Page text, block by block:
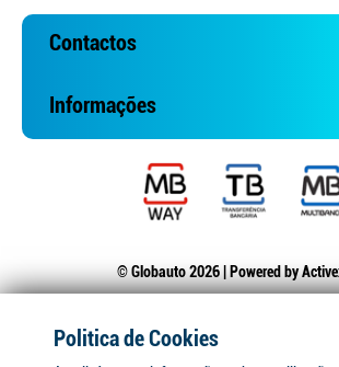
Contactos
Informações
© Globauto 2026 | Powered by
Politica de Cookies